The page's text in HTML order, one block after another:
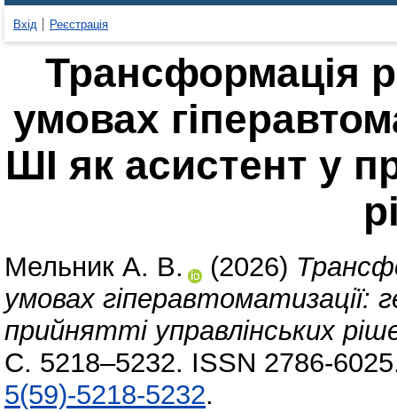
Вхід Реєстрація
Трансформація
умовах
ШІ як асистент у
Мельник А. В. (2026)
умовах
прийнятті управлінських
С. 5218–5232. ISSN 2786-
5(59)-5218-5232.